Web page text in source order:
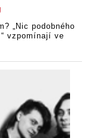
„Nic podobného
vzpomínají ve